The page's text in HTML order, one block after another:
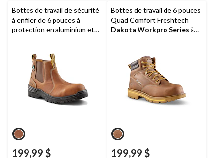
29
évaluations
1
évaluation
Bottes de travail de sécurité
à enfiler de 6 pouces à
protection en aluminium et
199,99 $
Bottes de travail de 6 pouces
Quad Comfort Freshtech
Dakota Workpro Series à
199,99 $